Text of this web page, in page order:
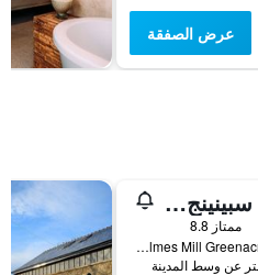
عرض الصفقة
1823 سبينينج بلوك
ممتاز 8.8
Holmes Mill Greenacre Street, كليتيرو, المملكة المتحدة